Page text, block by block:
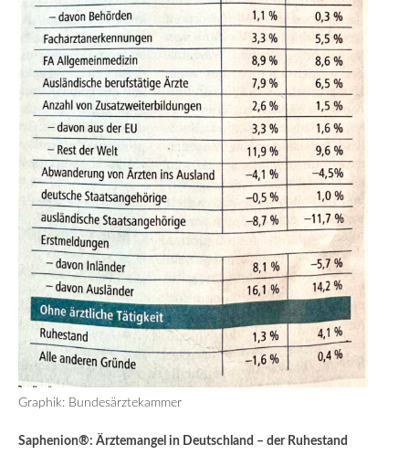
Graphik: Bundesärztekammer
Saphenion®: Ärztemangel in Deutschland – der Ruhestand